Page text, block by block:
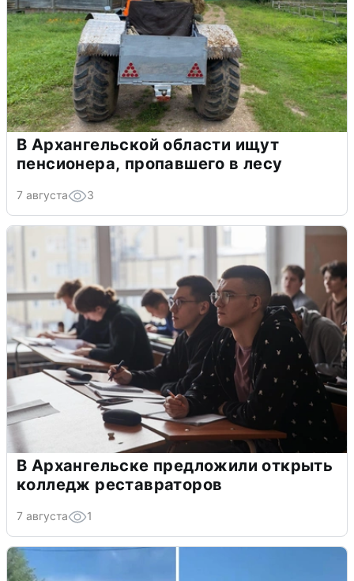
В Архангельской области ищут
пенсионера, пропавшего в лесу
7 августа 3
В Архангельске предложили открыть
колледж реставраторов
7 августа 1